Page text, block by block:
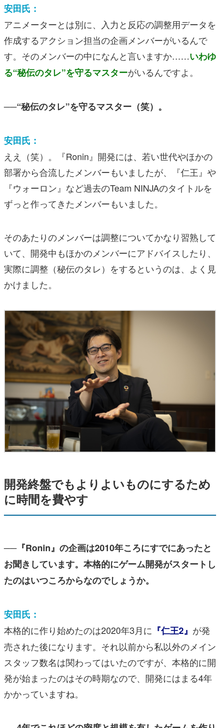
安田氏：
アニメーターとは別に、入力と反応の調整用データを
作成するアクション担当の企画メンバーがいるんで
す。そのメンバーの中になんと言いますか……いわゆ
る“秘伝のタレ”を守るマスターがいるんですよ。
──“秘伝のタレ”を守るマスター（笑）。
安田氏：
ええ（笑）。『Ronin』開発には、若い世代やほかの
部署から合流したメンバーもいましたが、『仁王』や
『ウォーロン』など過去のTeam NINJAのタイトルを
ずっと作ってきたメンバーもいました。
そのあたりのメンバーは調整についてかなり習熟して
いて、開発中もほかのメンバーにアドバイスしたり、
実際に調整（秘伝のタレ）をするというのは、よく見
かけました。
開発終盤でもよりよいものにするため
に時間を費やす
──『Ronin』の企画は2010年ころにすでにあったと
お聞きしています。本格的にゲーム開発がスタートし
たのはいつころからなのでしょうか。
安田氏：
本格的に作り始めたのは2020年3月に 『仁王2』 が発
売された後になります。それ以前から私以外のメイン
スタッフ数名は関わってはいたのですが、本格的に開
発が始まったのはその時期なので、開発にはまる4年
かかっていますね。